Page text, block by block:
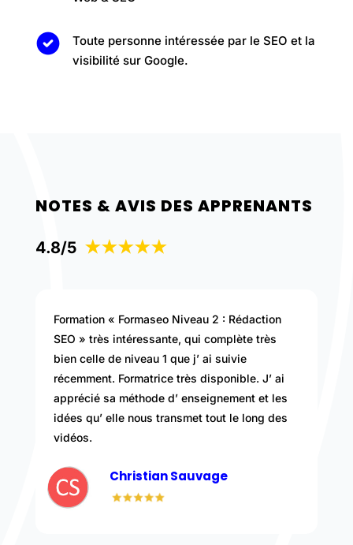
Toute personne intéressée par le SEO et la
visibilité sur Google.
NOTES & AVIS DES APPRENANTS
4.8/5 ★★★★★
Formation « Formaseo Niveau 2 : Rédaction
SEO » très intéressante, qui complète très
bien celle de niveau 1 que j’ ai suivie
récemment. Formatrice très disponible. J’ ai
apprécié sa méthode d’ enseignement et les
idées qu’ elle nous transmet tout le long des
vidéos.
Christian Sauvage